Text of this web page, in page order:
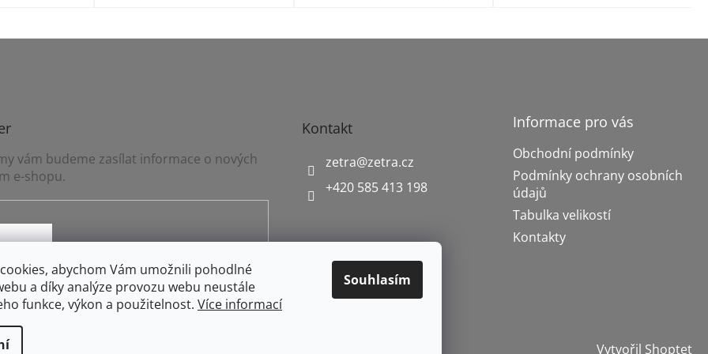
abychom Vám umožnili pohodlné
a díky analýze provozu webu neustále
funkce, výkon a použitelnost. Více informací
Souhlasím
vám budeme zasílat informace o nových
e-shopu.
ochrany osobních údajů
Kontakt
zetra@zetra.cz
+420 585 413 198
Informace pro vás
Obchodní podmínky
Podmínky ochrany osobních
údajů
Tabulka velikostí
Kontakty
Vytvořil Shoptet
vyhrazena.